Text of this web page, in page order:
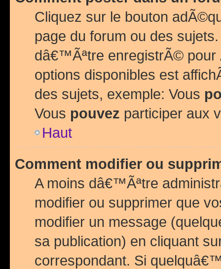
Cliquez sur le bouton
page du forum ou des
dâ€™Ãªtre enregistrÃ©
options disponibles est
des sujets, exemple: Vous
Vous pouvez participer aux
Haut
Comment modifier ou
A moins dâ€™Ãªtre
modifier ou supprimer que
modifier un message
sa publication) en cliquant
correspondant. Si